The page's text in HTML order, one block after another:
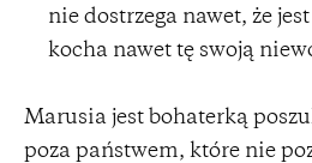
nie dostrzega nawet, że
kocha nawet tę swoją
Marusia jest bohaterką
poza państwem, które nie